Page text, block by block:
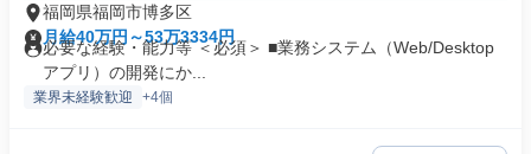
福岡県福岡市博多区
月給40万円～53万3334円
必要な経験・能力等 ＜必須＞ ■業務システム（Web/Desktop
アプリ）の開発にか...
業界未経験歓迎 +4個